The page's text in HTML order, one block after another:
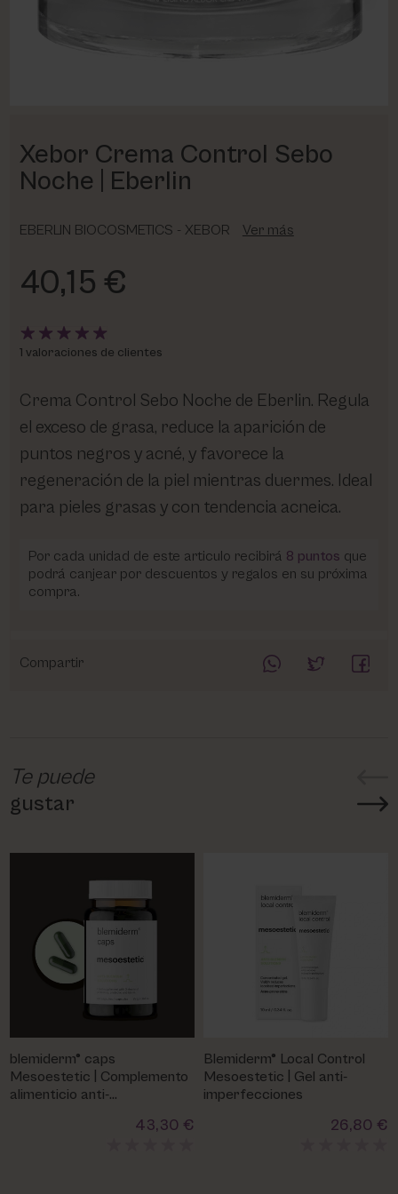
Xebor Crema Control Sebo
Noche | Eberlin
EBERLIN BIOCOSMETICS - XEBOR Ver más
40,15 €
1 valoraciones de clientes
Crema Control Sebo Noche de Eberlin. Regula
el exceso de grasa, reduce la aparición de
puntos negros y acné, y favorece la
regeneración de la piel mientras duermes. Ideal
para pieles grasas y con tendencia acneica.
Por cada unidad de este articulo recibirá 8 puntos que
podrá canjear por descuentos y regalos en su próxima
compra.
Compartir
Te puede
gustar
blemiderm® caps
Mesoestetic | Complemento
alimenticio anti-
43,30 €
Blemiderm® Local Control
Mesoestetic | Gel anti-
imperfecciones
26,80 €
VICTORIA VYNN